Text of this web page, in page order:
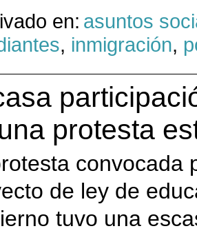
en: asuntos
, inmigración,
protesta
convocada
de ley de
tuvo una